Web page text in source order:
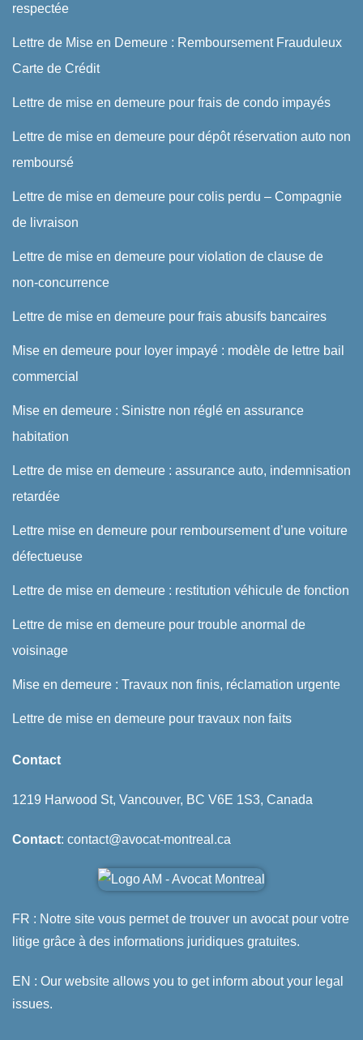
respectée
Lettre de Mise en Demeure : Remboursement Frauduleux
Carte de Crédit
Lettre de mise en demeure pour frais de condo impayés
Lettre de mise en demeure pour dépôt réservation auto non
remboursé
Lettre de mise en demeure pour colis perdu – Compagnie
de livraison
Lettre de mise en demeure pour violation de clause de
non-concurrence
Lettre de mise en demeure pour frais abusifs bancaires
Mise en demeure pour loyer impayé : modèle de lettre bail
commercial
Mise en demeure : Sinistre non réglé en assurance
habitation
Lettre de mise en demeure : assurance auto, indemnisation
retardée
Lettre mise en demeure pour remboursement d’une voiture
défectueuse
Lettre de mise en demeure : restitution véhicule de fonction
Lettre de mise en demeure pour trouble anormal de
voisinage
Mise en demeure : Travaux non finis, réclamation urgente
Lettre de mise en demeure pour travaux non faits
Contact
1219 Harwood St, Vancouver, BC V6E 1S3, Canada
Contact: contact@avocat-montreal.ca
FR : Notre site vous permet de trouver un avocat pour votre
litige grâce à des informations juridiques gratuites.
EN : Our website allows you to get inform about your legal
issues.